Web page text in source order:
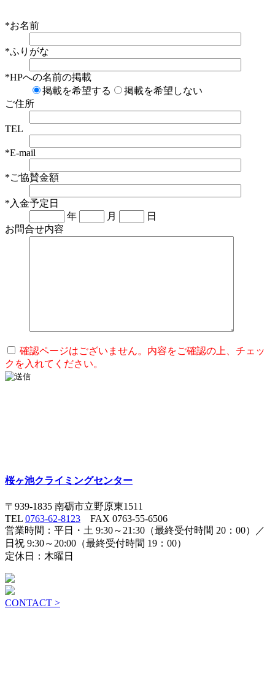
*お名前
*ふりがな
*HPへの名前の掲載
掲載を希望する
掲載を希望しない
ご住所
TEL
*E-mail
*ご協賛金額
* 入金予定日
年
月
日
お問合せ内容
確認ページはございません。内容をご確認の上、チェッ
クを入れてください。
桜ヶ池クライミングセンター
〒939-1835 南砺市立野原東1511
TEL 0763-62-8123 FAX 0763-55-6506
営業時間：平日・土 9:30～21:30（最終受付時間 20：00）／
日祝 9:30～20:00（最終受付時間 19：00）
定休日：木曜日
CONTACT >